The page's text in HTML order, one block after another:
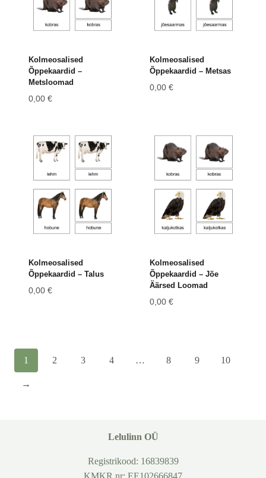
Kolmeosalised
Õppekaardid –
Metsloomad
0,00 €
Kolmeosalised
Õppekaardid – Metsas
0,00 €
Kolmeosalised
Õppekaardid – Talus
0,00 €
Kolmeosalised
Õppekaardid – Jõe
Äärsed Loomad
0,00 €
1 2 3 4 … 8 9 10
→
Lelulinn OÜ
Registrikood: 16839839